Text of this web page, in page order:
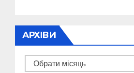
АРХІВИ
Архіви